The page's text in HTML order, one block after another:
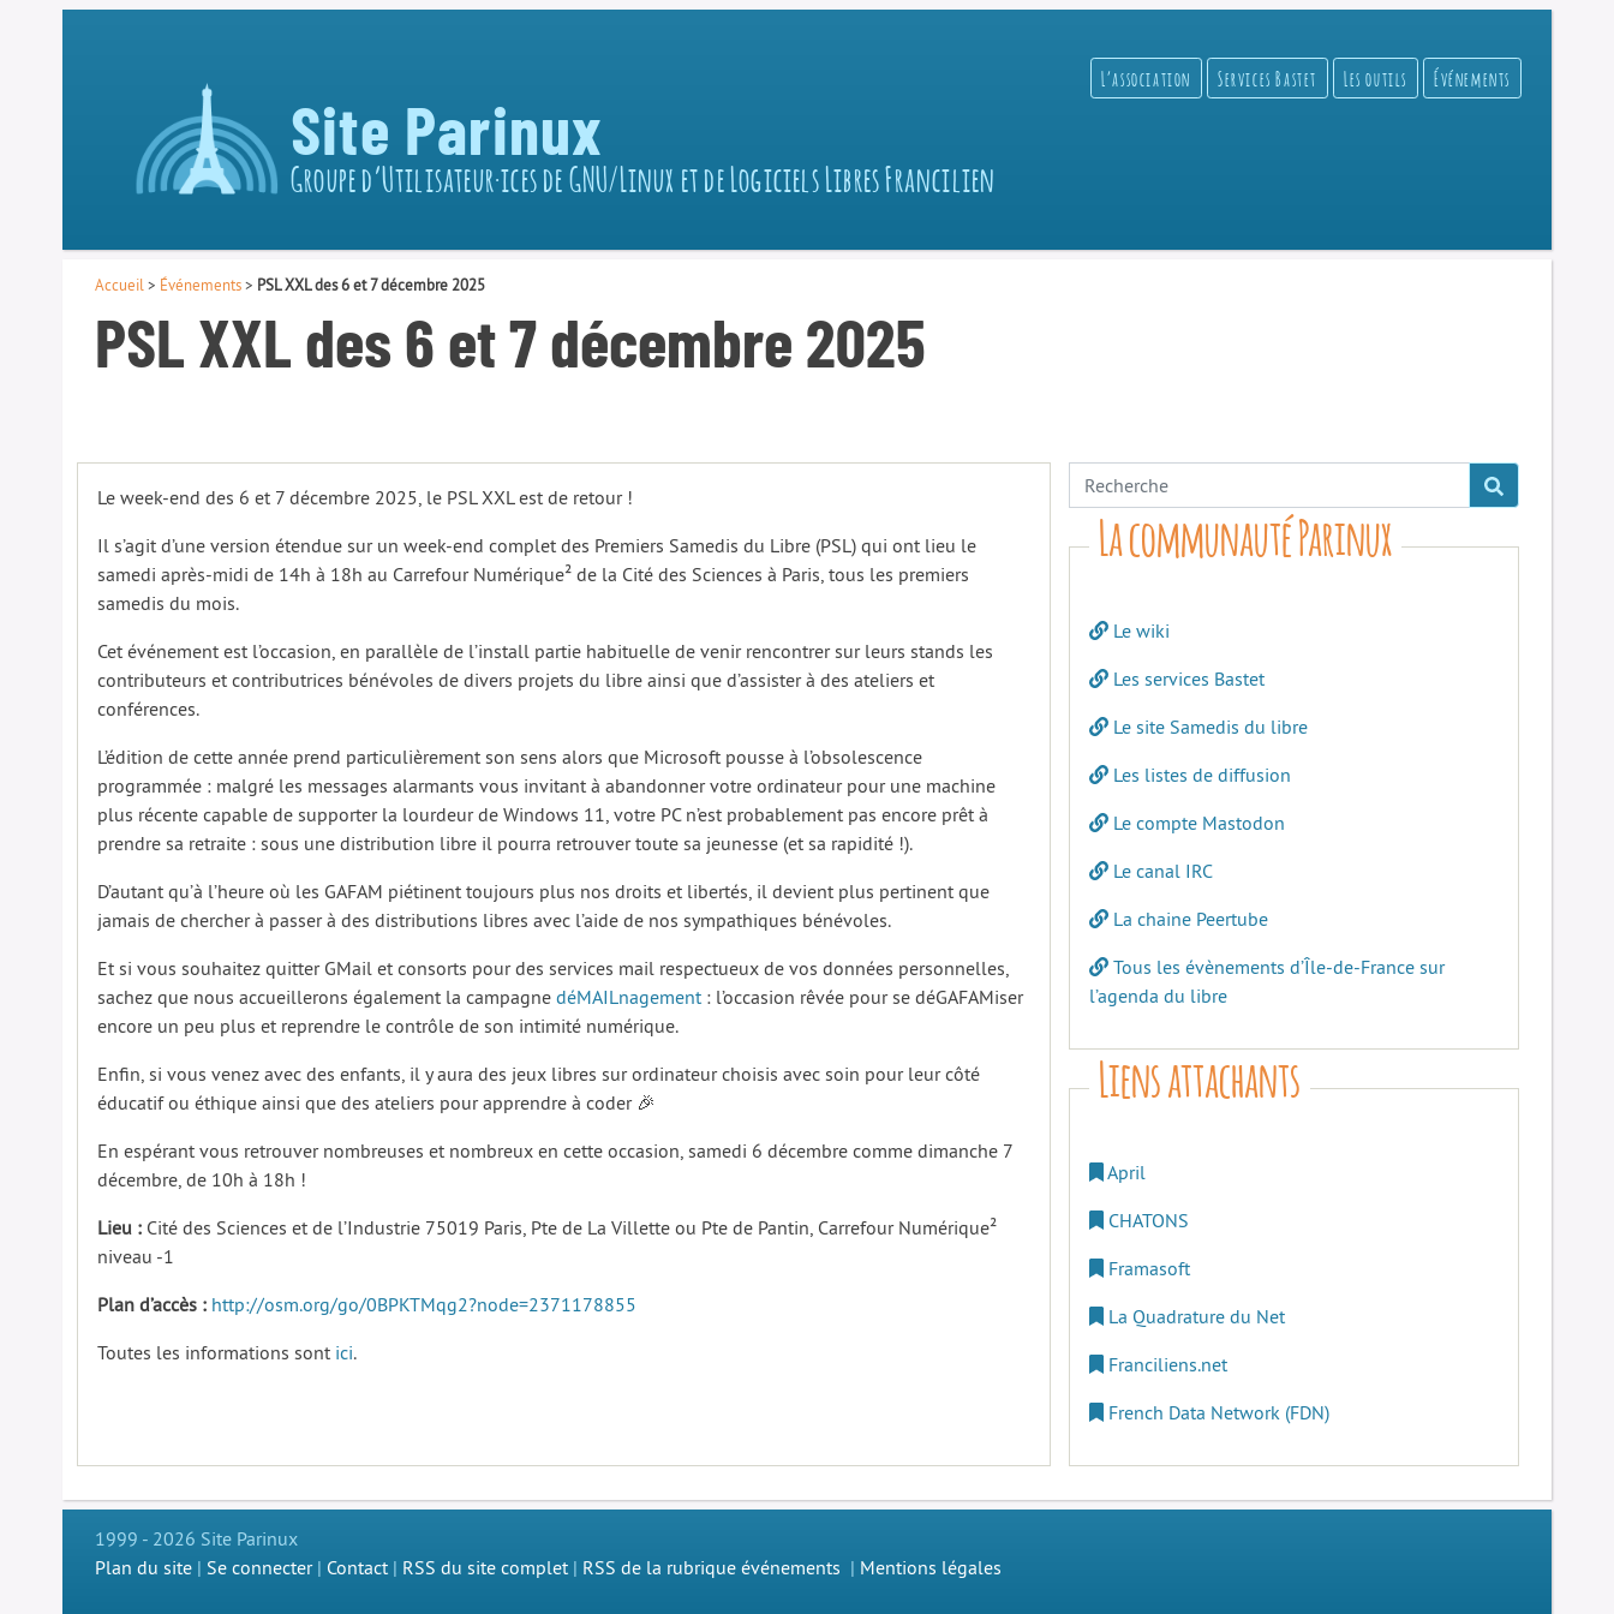
Site Parinux
Groupe d’Utilisateur·ices de GNU/Linux et de Logiciels Libres Francilien
L’association Services Bastet Les outils Événements
Accueil > Événements> PSL XXL des 6 et 7 décembre 2025
PSL XXL des 6 et 7 décembre 2025
Le week-end des 6 et 7 décembre 2025, le PSL XXL est de retour !
Il s’agit d’une version étendue sur un week-end complet des Premiers Samedis du Libre (PSL) qui ont lieu le
samedi après-midi de 14h à 18h au Carrefour Numérique² de la Cité des Sciences à Paris, tous les premiers
samedis du mois.
Cet événement est l’occasion, en parallèle de l’install partie habituelle de venir rencontrer sur leurs stands les
contributeurs et contributrices bénévoles de divers projets du libre ainsi que d’assister à des ateliers et
conférences.
L’édition de cette année prend particulièrement son sens alors que Microsoft pousse à l’obsolescence
programmée : malgré les messages alarmants vous invitant à abandonner votre ordinateur pour une machine
plus récente capable de supporter la lourdeur de Windows 11, votre PC n’est probablement pas encore prêt à
prendre sa retraite : sous une distribution libre il pourra retrouver toute sa jeunesse (et sa rapidité !).
D’autant qu’à l’heure où les GAFAM piétinent toujours plus nos droits et libertés, il devient plus pertinent que
jamais de chercher à passer à des distributions libres avec l’aide de nos sympathiques bénévoles.
Et si vous souhaitez quitter GMail et consorts pour des services mail respectueux de vos données personnelles,
sachez que nous accueillerons également la campagne déMAILnagement : l’occasion rêvée pour se déGAFAMiser
encore un peu plus et reprendre le contrôle de son intimité numérique.
Enfin, si vous venez avec des enfants, il y aura des jeux libres sur ordinateur choisis avec soin pour leur côté
éducatif ou éthique ainsi que des ateliers pour apprendre à coder 🎉
En espérant vous retrouver nombreuses et nombreux en cette occasion, samedi 6 décembre comme dimanche 7
décembre, de 10h à 18h !
Lieu : Cité des Sciences et de l’Industrie 75019 Paris, Pte de La Villette ou Pte de Pantin, Carrefour Numérique²
niveau -1
Plan d’accès : http://osm.org/go/0BPKTMqg2?node=2371178855
Toutes les informations sont ici.
La communauté Parinux
Le wiki
Les services Bastet
Le site Samedis du libre
Les listes de diffusion
Le compte Mastodon
Le canal IRC
La chaine Peertube
Tous les évènements d’Île-de-France sur
l’agenda du libre
Liens attachants
April
CHATONS
Framasoft
La Quadrature du Net
Franciliens.net
French Data Network (FDN)
1999 - 2026 Site Parinux
Plan du site | Se connecter| Contact | RSS du site complet | RSS de la rubrique événements | Mentions légales